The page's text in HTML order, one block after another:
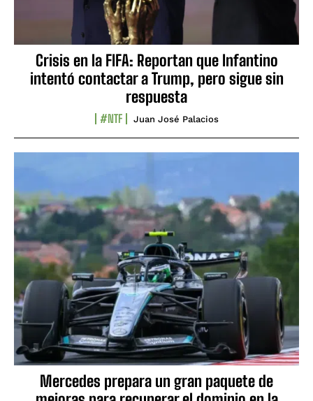
Crisis en la FIFA: Reportan que Infantino
intentó contactar a Trump, pero sigue sin
respuesta
#NTF Juan José Palacios
Mercedes prepara un gran paquete de